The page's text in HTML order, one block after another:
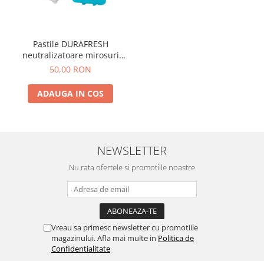
Pastile DURAFRESH
neutralizatoare mirosuri
neplacute congelator
50,00 RON
ADAUGA IN COS
NEWSLETTER
Nu rata ofertele si promotiile noastre
Vreau sa primesc newsletter cu promotiile
magazinului. Afla mai multe in Politica de
Confidentialitate